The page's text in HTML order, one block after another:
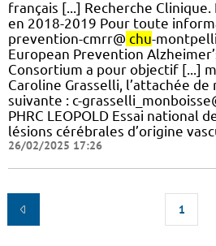
français [...] Recherche
en 2018-2019 Pour toute
prevention-cmrr@ chu-
European Prevention
Consortium a pour objectif [...]
Caroline Grasselli, l’attachée de
suivante : c-
PHRC LEOPOLD Essai national
lésions cérébrales d’origine
26/02/2025 17:26
1